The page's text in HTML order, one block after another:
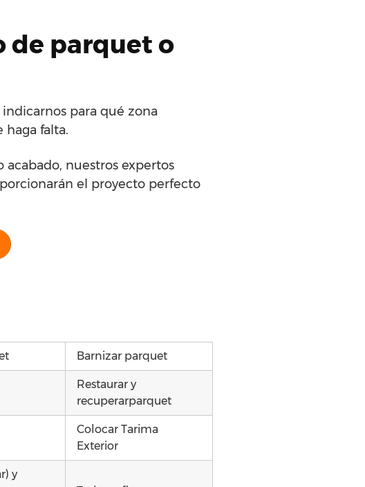
de parquet o
para qué zona
haga falta.
nuestros expertos
el proyecto perfecto
Barnizar parquet
Restaurar y
recuperarparquet
Colocar Tarima
Exterior
y